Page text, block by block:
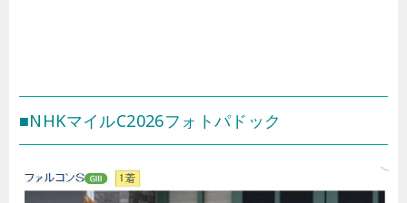
■NHKマイルC2026フォトパドック